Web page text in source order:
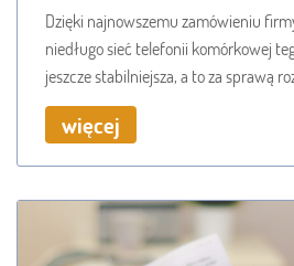
Dzięki najnowszemu zamówieniu
niedługo sieć telefonii komórkowej
jeszcze stabilniejsza, a to za sprawą
więcej